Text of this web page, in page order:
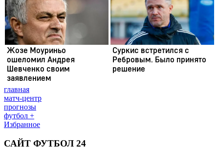
главная
матч-центр
прогнозы
футбол +
Избранное
САЙТ ФУТБОЛ 24